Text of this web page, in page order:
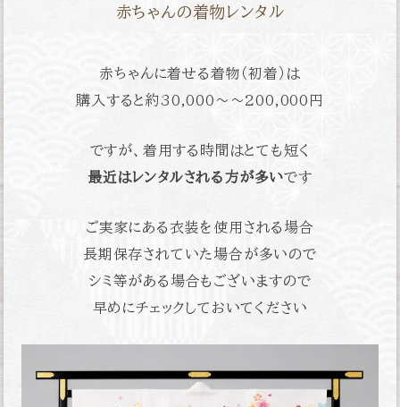
赤ちゃんの着物レンタル
赤ちゃんに着せる着物（初着）は
購入すると約30,000〜〜200,000円
ですが、着用する時間はとても短く
最近はレンタルされる方が多いです
ご実家にある衣装を使用される場合
長期保存されていた場合が多いので
シミ等がある場合もございますので
早めにチェックしておいてください